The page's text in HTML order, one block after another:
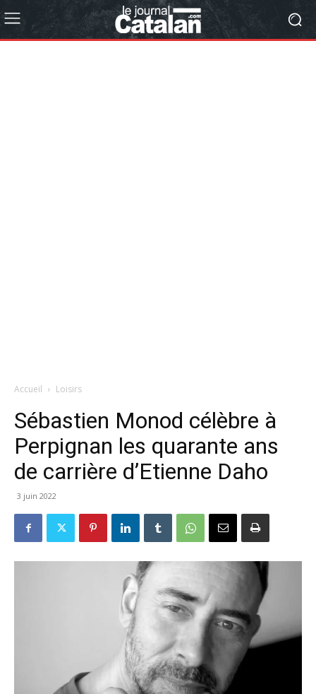
Accueil Loisirs
Sébastien Monod célèbre à
Perpignan les quarante ans
de carrière d’Etienne Daho
3 juin 2022